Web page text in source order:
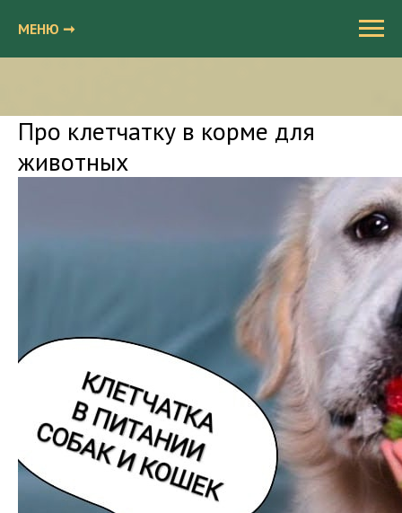
МЕНЮ ➞
Про клетчатку в корме для
животных